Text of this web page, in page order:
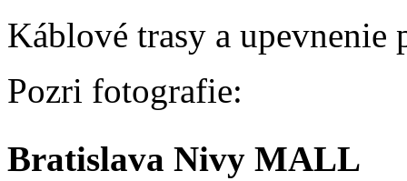
Káblové trasy a upevnenie
Pozri fotografie:
Bratislava Nivy MALL